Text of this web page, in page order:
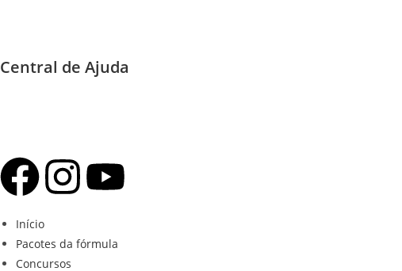
Central de Ajuda
Início
Pacotes da fórmula
Concursos